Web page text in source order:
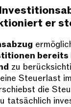
er
bereits
zu
Steuerlast
die
tatsächlich